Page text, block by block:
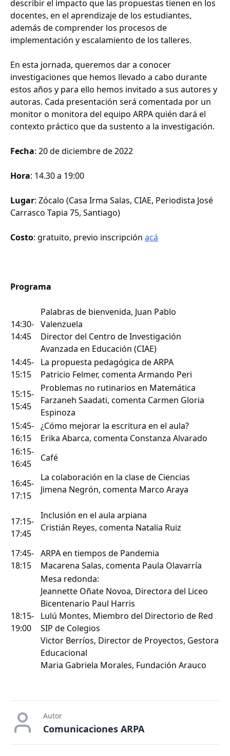
describir el impacto que las propuestas tienen en los
docentes, en el aprendizaje de los estudiantes,
además de comprender los procesos de
implementación y escalamiento de los talleres.
En esta jornada, queremos dar a conocer
investigaciones que hemos llevado a cabo durante
estos años y para ello hemos invitado a sus autores y
autoras. Cada presentación será comentada por un
monitor o monitora del equipo ARPA quién dará el
contexto práctico que da sustento a la investigación.
Fecha: 20 de diciembre de 2022
Hora: 14.30 a 19:00
Lugar: Zócalo (Casa Irma Salas, CIAE, Periodista José
Carrasco Tapia 75, Santiago)
Costo: gratuito, previo inscripción acá
Programa
14:30-
14:45
Palabras de bienvenida, Juan Pablo
Valenzuela
Director del Centro de Investigación
Avanzada en Educación (CIAE)
14:45-
15:15
La propuesta pedagógica de ARPA
Patricio Felmer, comenta Armando Peri
15:15-
15:45
Problemas no rutinarios en Matemática
Farzaneh Saadati, comenta Carmen Gloria
Espinoza
15:45-
16:15
¿Cómo mejorar la escritura en el aula?
Erika Abarca, comenta Constanza Alvarado
16:15-
16:45
Café
16:45-
17:15
La colaboración en la clase de Ciencias
Jimena Negrón, comenta Marco Araya
17:15-
17:45
Inclusión en el aula arpiana
Cristián Reyes, comenta Natalia Ruiz
17:45-
18:15
ARPA en tiempos de Pandemia
Macarena Salas, comenta Paula Olavarría
18:15-
19:00
Mesa redonda:
Jeannette Oñate Novoa, Directora del Liceo
Bicentenario Paul Harris
Lulú Montes, Miembro del Directorio de Red
SIP de Colegios
Victor Berríos, Director de Proyectos, Gestora
Educacional
Maria Gabriela Morales, Fundación Arauco
Autor
Comunicaciones ARPA